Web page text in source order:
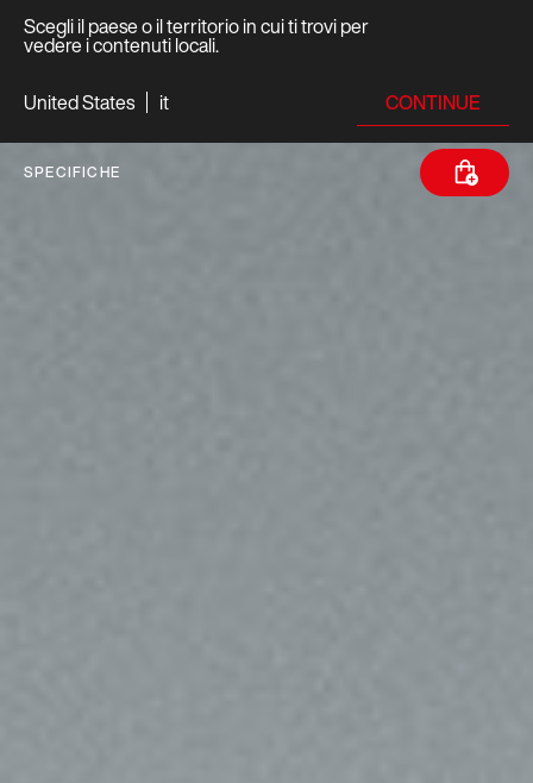
Scegli il paese o il territorio in cui ti trovi per
vedere i contenuti locali.
United States
it CONTINUE
SPECIFICHE